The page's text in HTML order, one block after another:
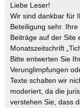
Liebe Leser!
Wir sind dankbar für
Beteiligung sehr.
Beiträge auf der Site
Monatszeitschrift
Bitte entwerten Sie
Verunglimpfungen
Texte schalten wir
moderiert, da die
verstehen Sie, dass